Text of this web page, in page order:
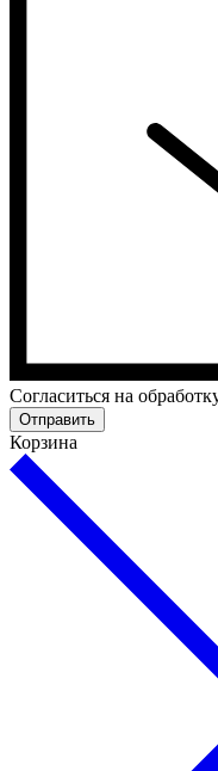
Cогласиться на
Отправить
Корзина